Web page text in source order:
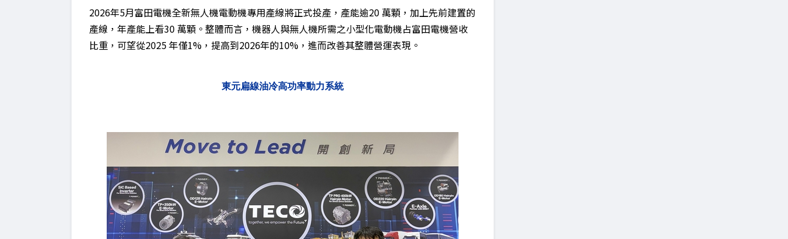
2026年5月富田電機全新無人機電動機專用產線將正式投產，產能逾20 萬顆，加上先前建置的
產線，年產能上看30 萬顆。整體而言，機器人與無人機所需之小型化電動機占富田電機營收
比重，可望從2025 年僅1%，提高到2026年的10%，進而改善其整體營運表現。
東元扁線油冷高功率動力系統